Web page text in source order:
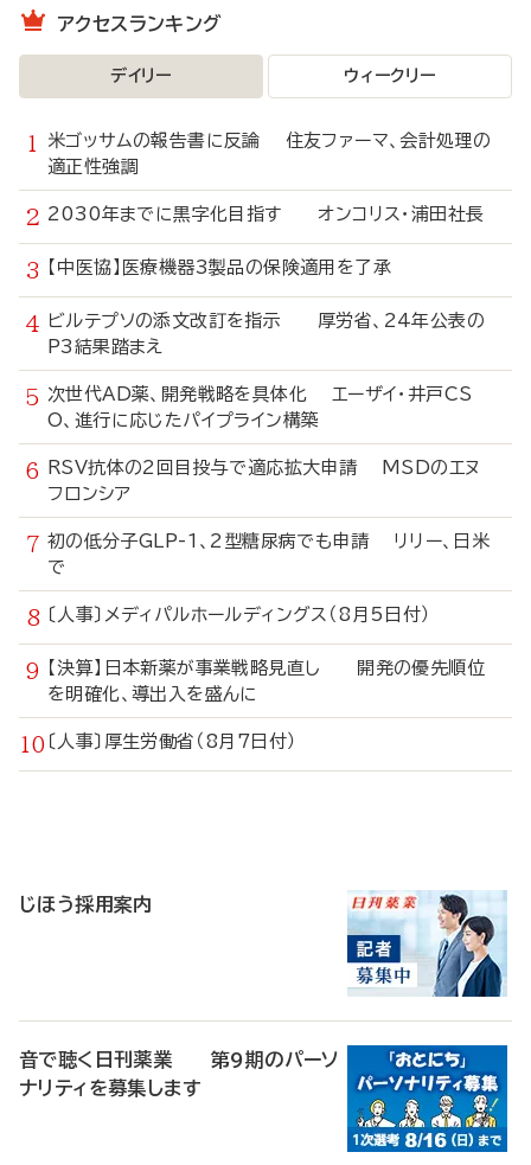
アクセスランキング
デイリー ウィークリー
米ゴッサムの報告書に反論 住友ファーマ、会計処理の
適正性強調
2030年までに黒字化目指す オンコリス・浦田社長
【中医協】医療機器3製品の保険適用を了承
ビルテプソの添文改訂を指示 厚労省、24年公表の
P3結果踏まえ
次世代AD薬、開発戦略を具体化 エーザイ・井戸CS
O、進行に応じたパイプライン構築
RSV抗体の2回目投与で適応拡大申請 MSDのエヌ
フロンシア
初の低分子GLP-1、2型糖尿病でも申請 リリー、日米
で
〔人事〕メディパルホールディングス（8月5日付）
【決算】日本新薬が事業戦略見直し 開発の優先順位
を明確化、導出入を盛んに
〔人事〕厚生労働省（8月7日付）
じほう採用案内
音で聴く日刊薬業 第9期のパーソ
ナリティを募集します